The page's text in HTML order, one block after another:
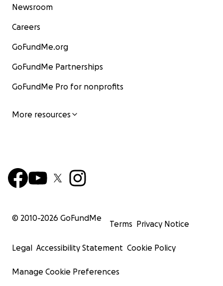
Newsroom
Careers
GoFundMe.org
GoFundMe Partnerships
GoFundMe Pro for nonprofits
More resources
© 2010-2026 GoFundMe
Terms Privacy Notice
Legal Accessibility Statement Cookie Policy
Manage Cookie Preferences